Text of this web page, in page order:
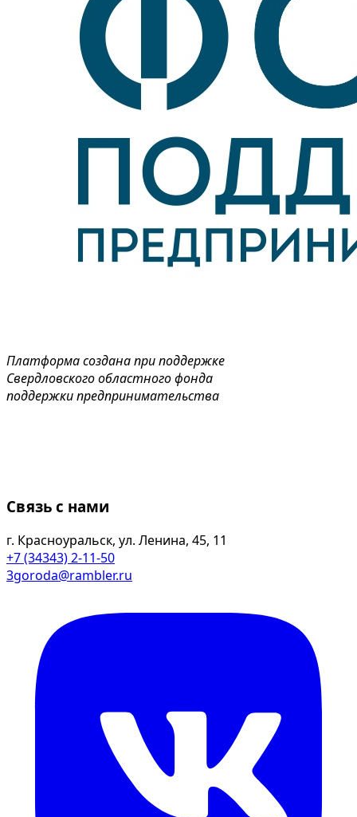
Платформа создана при поддержке
Свердловского областного фонда
поддержки предпринимательства
Связь с нами
г. Красноуральск, ул. Ленина, 45, 11
+7 (34343) 2-11-50
3goroda@rambler.ru